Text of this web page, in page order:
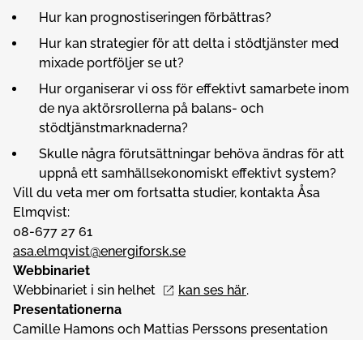
Hur kan prognostiseringen förbättras?
Hur kan strategier för att delta i stödtjänster med
mixade portföljer se ut?
Hur organiserar vi oss för effektivt samarbete inom
de nya aktörsrollerna på balans- och
stödtjänstmarknaderna?
Skulle några förutsättningar behöva ändras för att
uppnå ett samhällsekonomiskt effektivt system?
Vill du veta mer om fortsatta studier, kontakta Åsa
Elmqvist:
08-677 27 61
asa.elmqvist@energiforsk.se
Webbinariet
Webbinariet i sin helhet
kan ses här.
Presentationerna
Camille Hamons och Mattias Perssons presentation